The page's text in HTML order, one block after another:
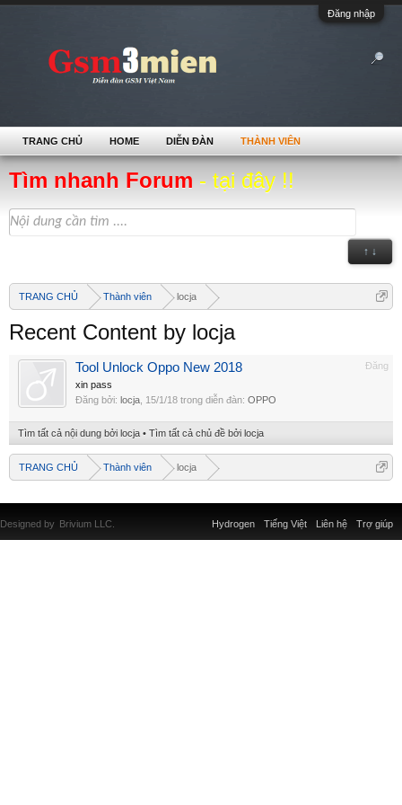
Đăng nhập
Tìm nhanh Forum - tại đây !!
↑ ↓
TRANG CHỦ Thành viên locja
Recent Content by locja
Đăng
Tool Unlock Oppo New 2018
xin pass
Đăng bởi: locja 15/1/18 trong diễn đàn: OPPO
Tìm tất cả nội dung bởi locja Tìm tất cả chủ đề bởi locja
TRANG CHỦ Thành viên locja
TRANG CHỦ HOME DIỄN ĐÀN THÀNH VIÊN
Liên hệ Trợ giúp
Hydrogen Tiếng Việt
Designed by Brivium LLC.